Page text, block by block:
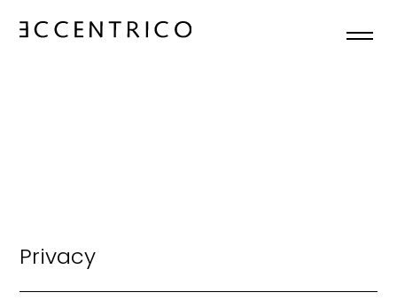
ACCUEIL
CONTACTS
Privacy